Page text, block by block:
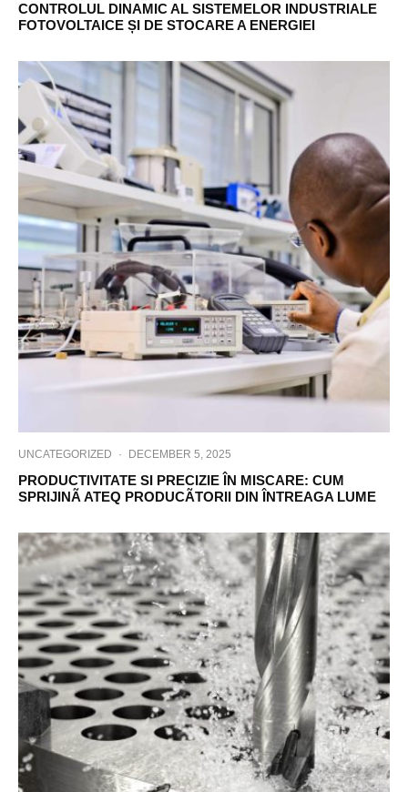
CONTROLUL DINAMIC AL SISTEMELOR INDUSTRIALE
FOTOVOLTAICE ȘI DE STOCARE A ENERGIEI
UNCATEGORIZED · DECEMBER 5, 2025
PRODUCTIVITATE SI PRECIZIE ÎN MISCARE: CUM
SPRIJINÃ ATEQ PRODUCÃTORII DIN ÎNTREAGA LUME